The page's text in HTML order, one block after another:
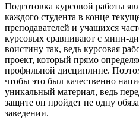
Подготовка курсовой работы
каждого студента в конце
преподавателей и учащихся
курсовых сравнивают с мини-
воистину так, ведь курсовая
проект, который прямо
профильной дисциплине.
чтобы это был качественно
уникальный материал, ведь
защите он пройдет не одну
заведении.